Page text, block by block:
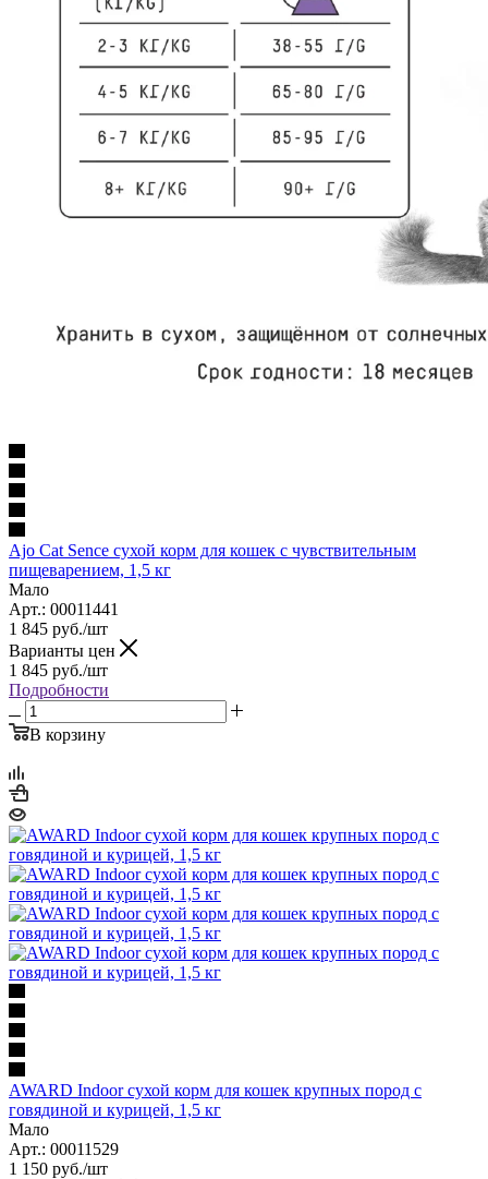
Ajo Cat Sence сухой корм для кошек с чувствительным
пищеварением, 1,5 кг
Мало
Арт.: 00011441
1 845 руб./шт
Варианты цен
1 845 руб./шт
Подробности
В корзину
AWARD Indoor сухой корм для кошек крупных пород с
говядиной и курицей, 1,5 кг
Мало
Арт.: 00011529
1 150 руб./шт